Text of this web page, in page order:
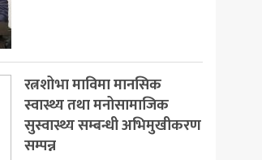
रत्नशोभा माविमा मानसिक
स्वास्थ्य तथा मनोसामाजिक
सुस्वास्थ्य सम्बन्धी अभिमुखीकरण
सम्पन्न